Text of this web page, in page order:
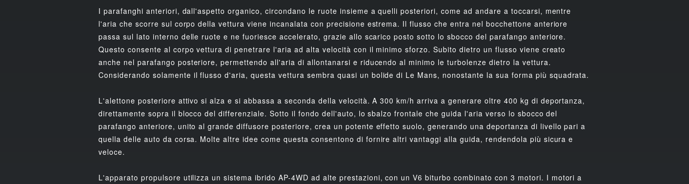
I parafanghi anteriori, dall'aspetto organico, circondano le ruote insieme a quelli posteriori, come ad andare a toccarsi, mentre
l'aria che scorre sul corpo della vettura viene incanalata con precisione estrema. Il flusso che entra nel bocchettone anteriore
passa sul lato interno delle ruote e ne fuoriesce accelerato, grazie allo scarico posto sotto lo sbocco del parafango anteriore.
Questo consente al corpo vettura di penetrare l'aria ad alta velocità con il minimo sforzo. Subito dietro un flusso viene creato
anche nel parafango posteriore, permettendo all'aria di allontanarsi e riducendo al minimo le turbolenze dietro la vettura.
Considerando solamente il flusso d'aria, questa vettura sembra quasi un bolide di Le Mans, nonostante la sua forma più squadrata.
L'alettone posteriore attivo si alza e si abbassa a seconda della velocità. A 300 km/h arriva a generare oltre 400 kg di deportanza,
direttamente sopra il blocco del differenziale. Sotto il fondo dell'auto, lo sbalzo frontale che guida l'aria verso lo sbocco del
parafango anteriore, unito al grande diffusore posteriore, crea un potente effetto suolo, generando una deportanza di livello pari a
quella delle auto da corsa. Molte altre idee come questa consentono di fornire altri vantaggi alla guida, rendendola più sicura e
veloce.
L'apparato propulsore utilizza un sistema ibrido AP-4WD ad alte prestazioni, con un V6 biturbo combinato con 3 motori. I motori a